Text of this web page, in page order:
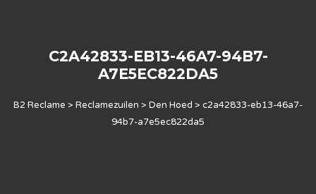
C2A42833-EB13-46A7-94B7-
A7E5EC822DA5
B2 Reclame > Reclamezuilen > Den Hoed > c2a42833-eb13-46a7-
94b7-a7e5ec822da5